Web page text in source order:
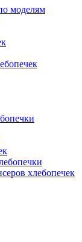
моделям
хлебопечек